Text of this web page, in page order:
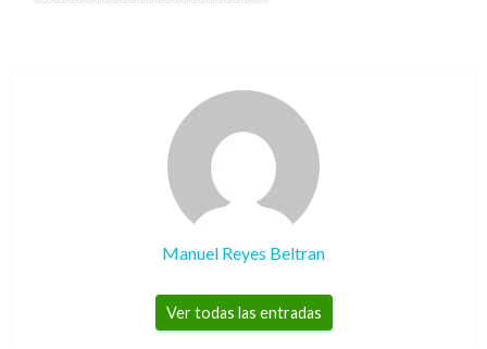
Manuel Reyes Beltran
Ver todas las entradas